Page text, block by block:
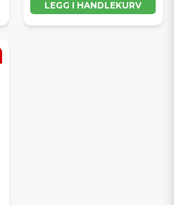
LEGG I HANDLEKURV